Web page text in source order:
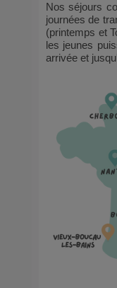
Nos séjours
journées de
(printemps et
les jeunes
arrivée et